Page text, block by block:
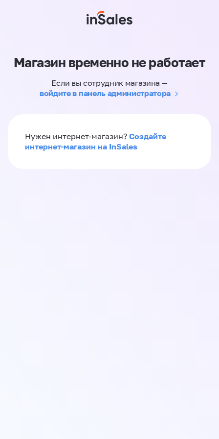
Магазин временно не работает
Если вы сотрудник магазина —
войдите в панель администратора
Нужен интернет-магазин? Создайте
интернет-магазин на InSales